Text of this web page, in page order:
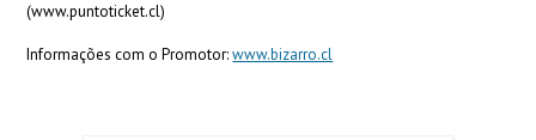
(www.puntoticket.cl)
Informações com o Promotor:www.bizarro.cl